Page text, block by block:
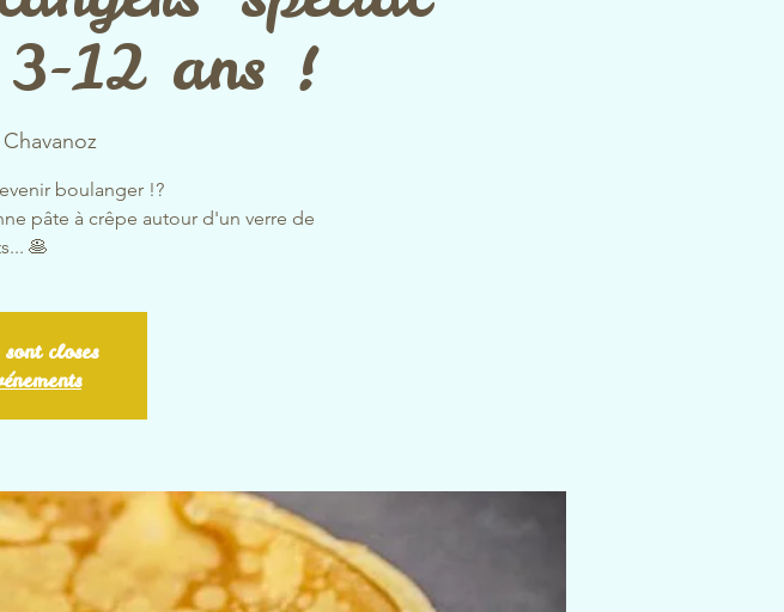
3-12 ans !
Chavanoz
boulanger !?
pâte à crêpe autour d'un verre de
🥞
closes